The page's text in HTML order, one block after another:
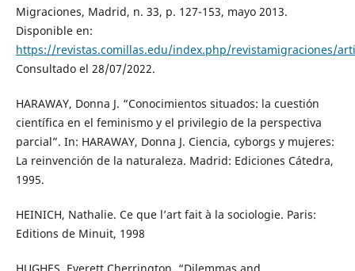
Migraciones, Madrid, n. 33, p. 127-153, mayo 2013.
Disponible en:
https://revistas.comillas.edu/index.php/revistamigraciones/
Consultado el 28/07/2022.
HARAWAY, Donna J. “Conocimientos situados: la cuestión
científica en el feminismo y el privilegio de la perspectiva
parcial”. In: HARAWAY, Donna J. Ciencia, cyborgs y mujeres:
La reinvención de la naturaleza. Madrid: Ediciones Cátedra,
1995.
HEINICH, Nathalie. Ce que l’art fait à la sociologie. Paris:
Editions de Minuit, 1998